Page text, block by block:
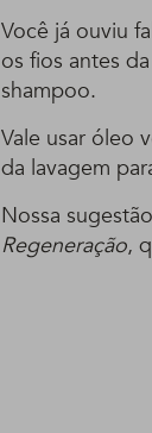
Você já ouviu
os fios antes
shampoo.
Vale usar óleo
da lavagem
Nossa
Regeneração,